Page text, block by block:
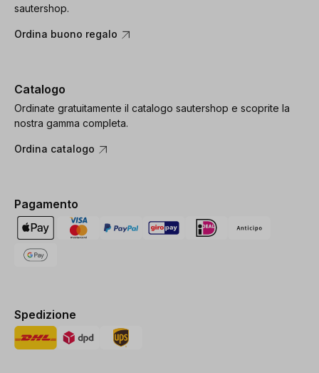
sautershop.
Ordina buono regalo
Catalogo
Ordinate gratuitamente il catalogo sautershop e scoprite la
nostra gamma completa.
Ordina catalogo
Pagamento
Spedizione